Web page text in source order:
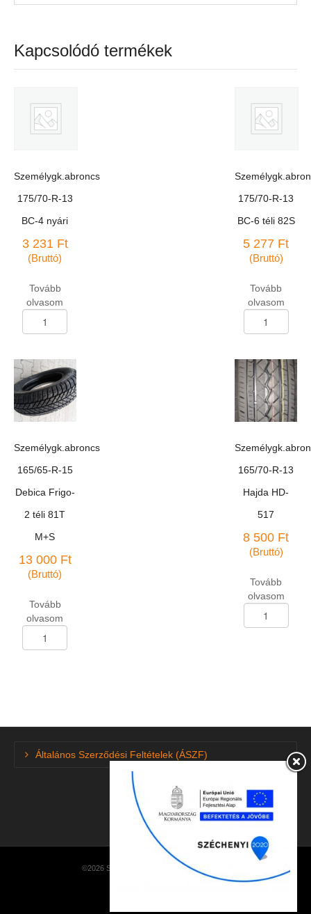
Kapcsolódó termékek
Személygk.abroncs
175/70-R-13
BC-4 nyári
3 231 Ft
(Bruttó)
Tovább
olvasom
175/70-
13
BC-
4
nyári
mennyiség
175/70-R-13
BC-6 téli 82S
5 277 Ft
(Bruttó)
Tovább
olvasom
175/70-
13
BC-
téli
82S
Személygk.abroncs
165/65-R-15
Debica Frigo-
2 téli 81T
M+S
13 000 Ft
(Bruttó)
Tovább
olvasom
165/65-
téli
M+S
165/70-R-13
Hajda HD-
517
8 500 Ft
(Bruttó)
Tovább
olvasom
165/70-
Általános Szerződési Feltételek (ÁSZF)
©2026 SzuperGumi · made byNetEasySoft